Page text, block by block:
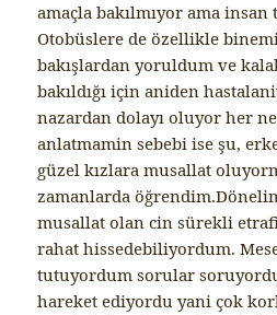
amaçla bakılmıyor ama
Otobüslere de özellikle
bakışlardan yoruldum ve
bakıldığı için aniden
nazardan dolayı oluyor her
anlatmamin sebebi ise şu,
güzel kızlara musallat
zamanlarda
musallat olan cin sürekli
rahat hissedebiliyordum.
tutuyordum sorular
hareket ediyordu yani çok